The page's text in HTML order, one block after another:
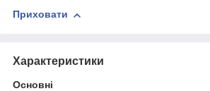
Приховати
Характеристики
Основні